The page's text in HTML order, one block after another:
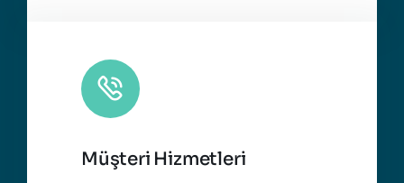
Müşteri Hizmetleri